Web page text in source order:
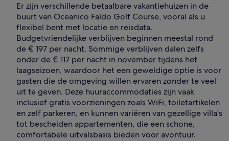
Er zijn verschillende betaalbare vakantiehuizen in de
buurt van Oceanico Faldo Golf Course, vooral als u
flexibel bent met locatie en reisdata.
Budgetvriendelijke verblijven beginnen meestal rond
de € 197 per nacht. Sommige verblijven dalen zelfs
onder de € 117 per nacht in november tijdens het
laagseizoen, waardoor het een geweldige optie is voor
gasten die de omgeving willen ervaren zonder te veel
uit te geven. Deze huuraccommodaties zijn vaak
inclusief gratis voorzieningen zoals WiFi, toiletartikelen
en zelf parkeren, en kunnen variëren van gezellige villa's
tot bescheiden appartementen, die een schone,
comfortabele uitvalsbasis bieden voor avontuur.